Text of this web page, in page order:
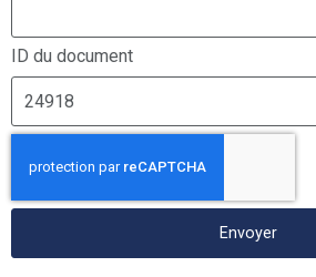
ID du document
Envoyer